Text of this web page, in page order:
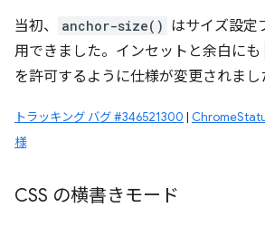
当初、 anchor-size() はサイズ設定
用できました。インセットと余白にも
を許可するように仕様が変更されまし
トラッキング バグ #346521300 |
様
CSS の横書きモード